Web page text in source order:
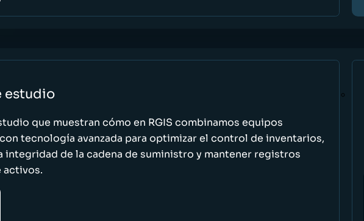
estudio
que muestran cómo en RGIS combinamos equipos
tecnología avanzada para optimizar el control de inventarios,
integridad de la cadena de suministro y mantener registros
activos.